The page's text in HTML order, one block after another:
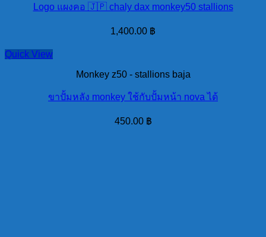
Logo แผงคอ 🇯🇵 chaly dax monkey50 stallions
1,400.00 ฿
Quick View
Monkey z50 - stallions baja
ขาปั้มหลัง monkey ใช้กับปั้มหน้า nova ได้
450.00 ฿